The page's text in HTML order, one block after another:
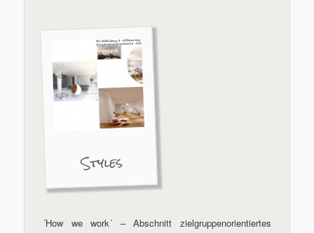
Styles
´How we work´ – Abschnitt zielgruppenorientiertes